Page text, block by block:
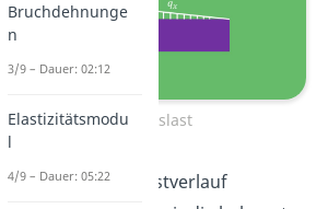
Dreieckslast
Da wir nun einen Lastverlauf
Bruchdehnunge
n
3/9 – Dauer: 02:12
Elastizitätsmodu
l
4/9 – Dauer: 05:22